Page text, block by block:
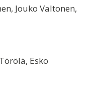
Jouko Valtonen,
Esko